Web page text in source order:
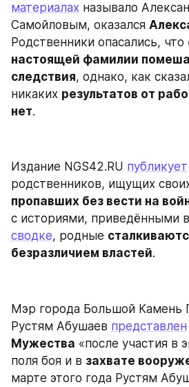
материалах называло
Самойловым, оказался
Родственники опасались, что
настоящей фамилии
следствия, однако, как
никаких результатов от
нет.
Издание NGS42.RU публикует
пропавших без вести на
сводке, родные
безразличием властей.
Мэр города Большой Камень
Рустям Абушаев представлен
Мужества «после участия в
поля боя и в захвате